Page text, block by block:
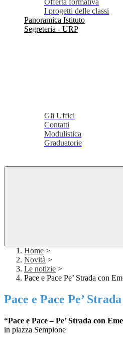
Offerta formativa
I progetti delle classi
Panoramica Istituto
Segreteria - URP
Gli Uffici
Contatti
Modulistica
Graduatorie
Home >
Novità >
Le notizie >
Pace e Pace Pe’ Strada con
Pace e Pace Pe’
“Pace e Pace – Pe’ Strada con
in piazza Sempione